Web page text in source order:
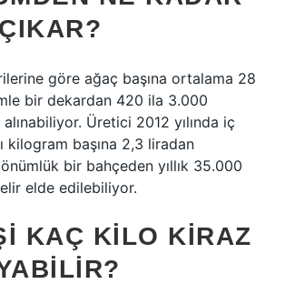
göre ağaç başına ortalama 28
bir dekardan 420 ila 3.000
Üretici 2012 yılında iç
kilogram başına 2,3 liradan
bir bahçeden yıllık 35.000
elde edilebiliyor.
KAÇ KILO KIRAZ